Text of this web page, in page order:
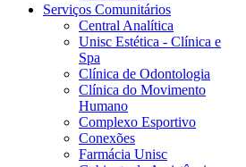
Serviços Comunitários
Central Analítica
Unisc Estética - Clínica e
Spa
Clínica de Odontologia
Clínica do Movimento
Humano
Complexo Esportivo
Conexões
Farmácia Unisc